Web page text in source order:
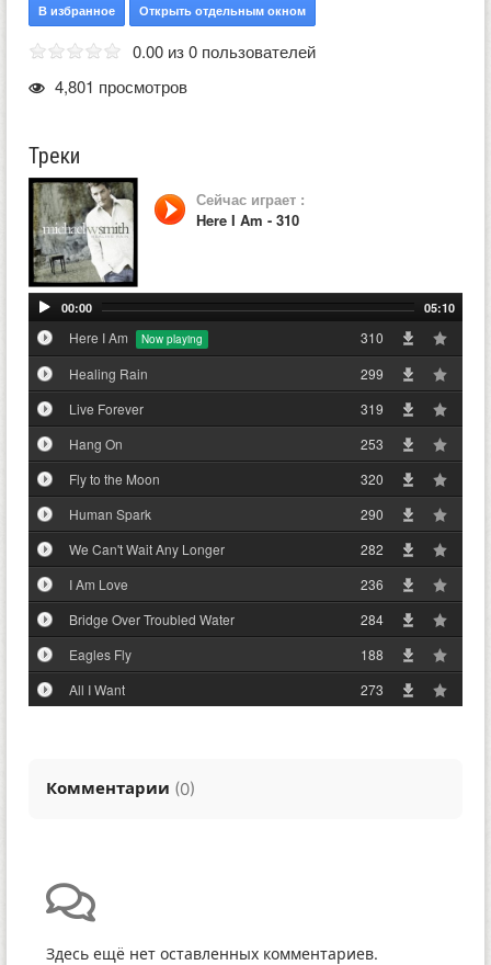
В избранное Открыть отдельным окном
0.00 из 0 пользователей
4,801 просмотров
Треки
Сейчас играет :
Here I Am - 310
00:00 05:10
Here I Am
310
Healing Rain
299
Live Forever
319
Hang On
253
Fly to the Moon
320
Human Spark
290
We Can't Wait Any Longer
282
I Am Love
236
Bridge Over Troubled Water
284
Eagles Fly
188
All I Want
273
Комментарии (0)
Здесь ещё нет оставленных комментариев.